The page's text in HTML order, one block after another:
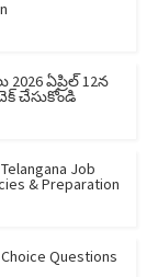
ఏప్రిల్ 12న
చేసుకోండి
Job
& Preparation
Questions